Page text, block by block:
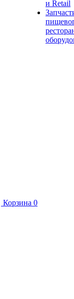
и Retail
Корзина 0